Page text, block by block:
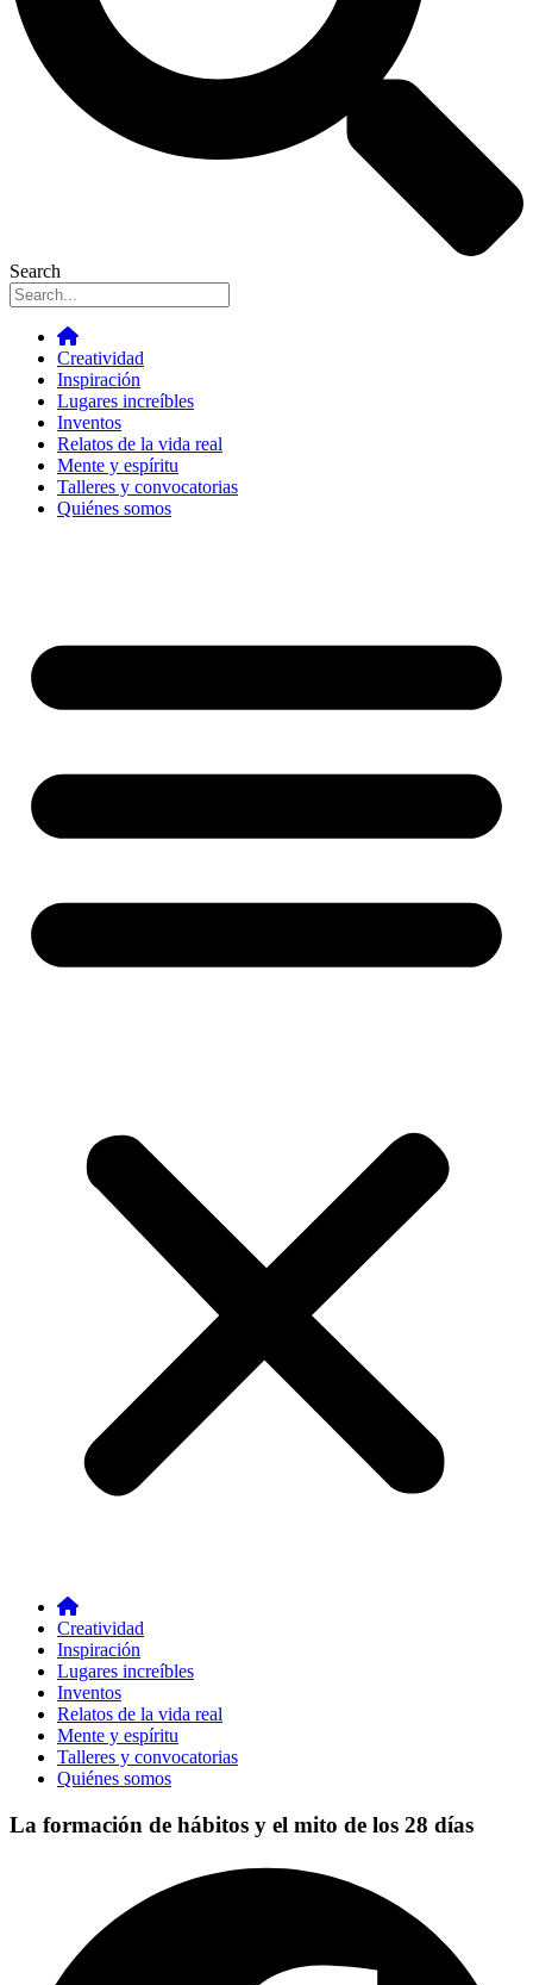
Search
Creatividad
Inspiración
Lugares increíbles
Inventos
Relatos de la vida real
Mente y espíritu
Talleres y convocatorias
Quiénes somos
Creatividad
Inspiración
Lugares increíbles
Inventos
Relatos de la vida real
Mente y espíritu
Talleres y convocatorias
Quiénes somos
La formación de hábitos y el mito de los 28 días